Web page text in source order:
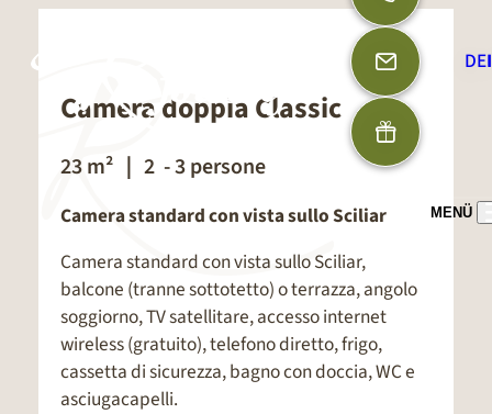
DE
MENÜ
Camera doppia Classic
23 m²｜ 2 - 3 persone
Camera standard con vista sullo Sciliar
Camera standard con vista sullo Sciliar,
balcone (tranne sottotetto) o terrazza, angolo
soggiorno, TV satellitare, accesso internet
wireless (gratuito), telefono diretto, frigo,
cassetta di sicurezza, bagno con doccia, WC e
asciugacapelli.